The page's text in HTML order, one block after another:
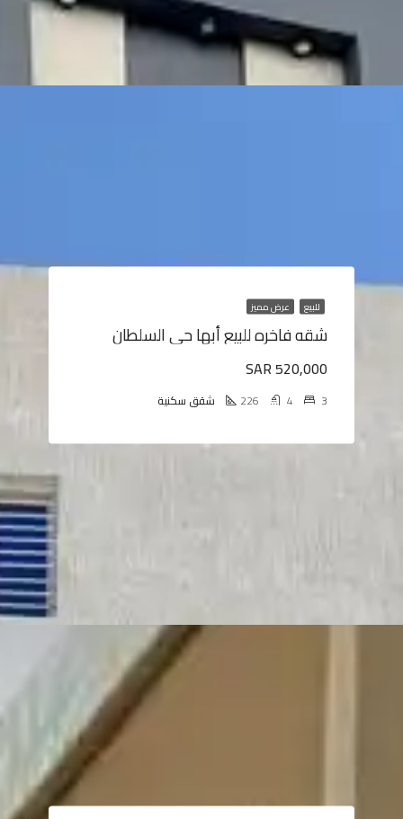
للبيع عرض مميز
شقه فاخره للبيع أبها حى السلطان
SAR 520,000
3
4
226 شقق سكنية